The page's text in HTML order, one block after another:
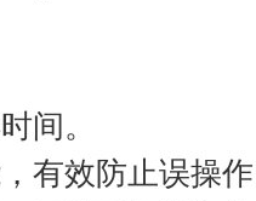
间。
有效防止误操